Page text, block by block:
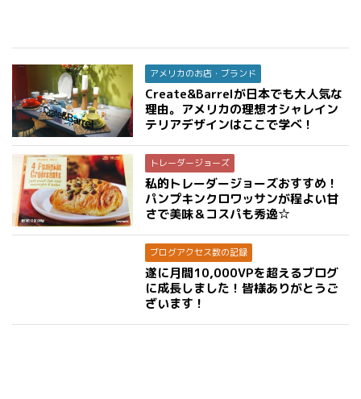
アメリカのお店・ブランド
Create&Barrelが日本でも大人気な
理由。アメリカの理想オシャレイン
テリアデザインはここで学べ！
トレーダージョーズ
私的トレーダージョーズおすすめ！
パンプキンクロワッサンが程よい甘
さで美味＆コスパも秀逸☆
ブログアクセス数の記録
遂に月間10,000VPを超えるブログ
に成長しました！皆様ありがとうご
ざいます！